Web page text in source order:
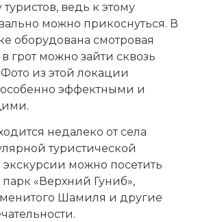
ведь к этому
можно прикоснуться. В
оборудована смотровая
грот можно зайти сквозь
из этой локации
эффектными и
недалеко от села
туристической
можно посетить
«Верхний Гуниб»,
Шамиля и другие